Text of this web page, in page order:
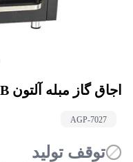
اجاق گاز مبله آلتون MD5B
AGP-7027
توقف تولید